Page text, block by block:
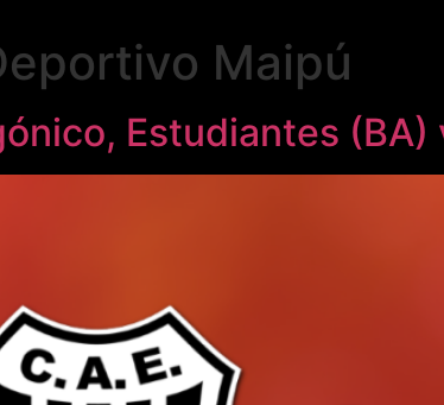
Maipú
Estudiantes